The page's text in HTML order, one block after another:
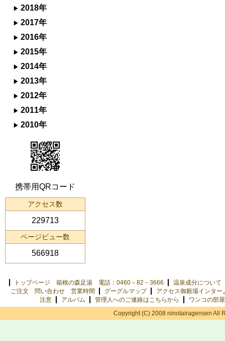
2018年
2017年
2016年
2015年
2014年
2013年
2012年
2011年
2010年
携帯用QRコード
アクセス数
229713
ページビュー数
566918
トップページ 箱根の森足湯 電話：0460－82－3666
温泉成分について
ご注文 問い合わせ 営業時間
グーグルマップ
アクセス御殿場インター
注意
アルバム 管理人へのご連絡はこちらから
ワンコの部屋
Copyright (C) 2008 ninotairagensen All